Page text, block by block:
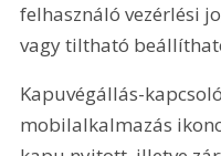
felhasználó vezérlési
vagy tiltható
Kapuvégállás-
mobilalkalmazás